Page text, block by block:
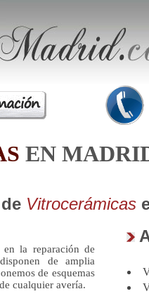
EN
Vitrocerámicas
en la reparación de
de amplia
de esquemas
cualquier avería.